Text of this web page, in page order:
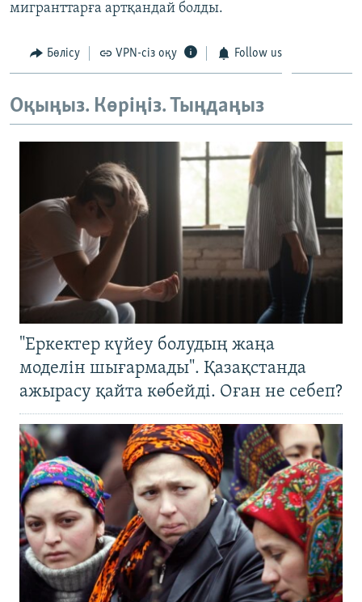
мигранттарға артқандай болды.
Бөлісу VPN-сіз оқу Follow us
Оқыңыз. Көріңіз. Тыңдаңыз
"Еркектер күйеу болудың жаңа
моделін шығармады". Қазақстанда
ажырасу қайта көбейді. Оған не себеп?